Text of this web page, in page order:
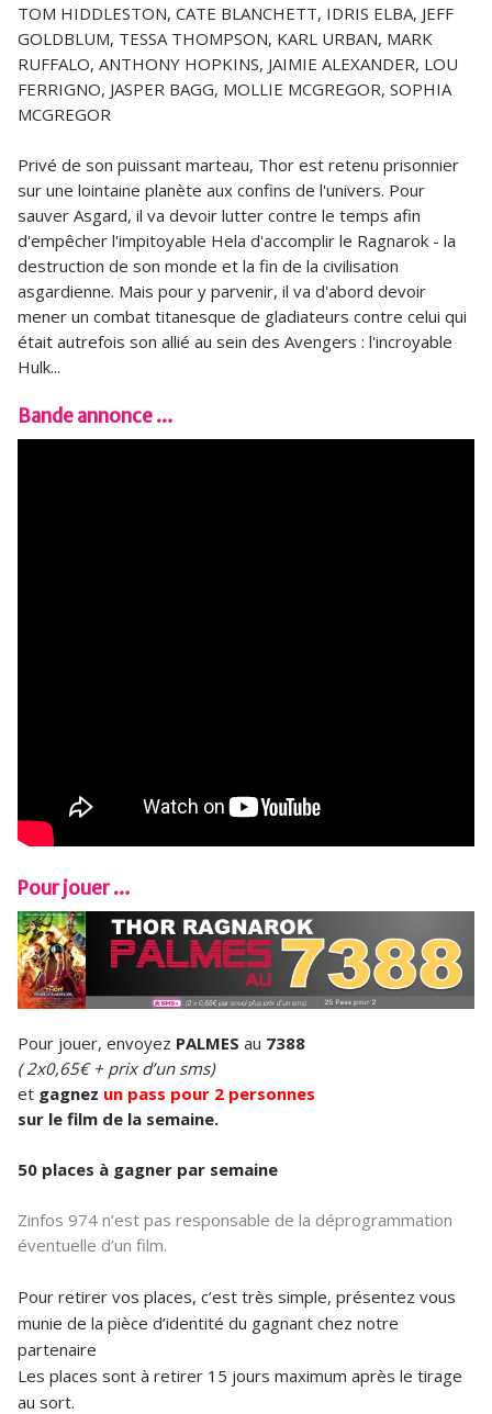
TOM HIDDLESTON, CATE BLANCHETT, IDRIS ELBA, JEFF
GOLDBLUM, TESSA THOMPSON, KARL URBAN, MARK
RUFFALO, ANTHONY HOPKINS, JAIMIE ALEXANDER, LOU
FERRIGNO, JASPER BAGG, MOLLIE MCGREGOR, SOPHIA
MCGREGOR
Privé de son puissant marteau, Thor est retenu prisonnier
sur une lointaine planète aux confins de l'univers. Pour
sauver Asgard, il va devoir lutter contre le temps afin
d'empêcher l'impitoyable Hela d'accomplir le Ragnarok - la
destruction de son monde et la fin de la civilisation
asgardienne. Mais pour y parvenir, il va d'abord devoir
mener un combat titanesque de gladiateurs contre celui qui
était autrefois son allié au sein des Avengers : l'incroyable
Hulk...
Bande annonce …
Pour jouer …
Pour jouer, envoyez PALMES au 7388
( 2x0,65€ + prix d’un sms)
et gagnez un pass pour 2 personnes
sur le film de la semaine.
50 places à gagner par semaine
Zinfos 974 n’est pas responsable de la déprogrammation
éventuelle d’un film.
Pour retirer vos places, c’est très simple, présentez vous
munie de la pièce d’identité du gagnant chez notre
partenaire
Les places sont à retirer 15 jours maximum après le tirage
au sort.